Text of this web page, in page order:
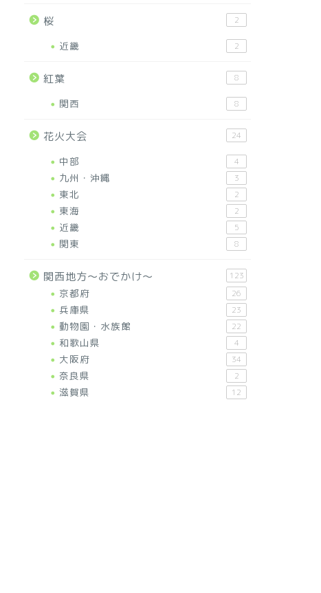
桜 2
近畿 2
紅葉 8
関西 8
花火大会 24
中部 4
九州・沖縄 3
東北 2
東海 2
近畿 5
関東 8
関西地方～おでかけ～ 123
京都府 26
兵庫県 23
動物園・水族館 22
和歌山県 4
大阪府 34
奈良県 2
滋賀県 12